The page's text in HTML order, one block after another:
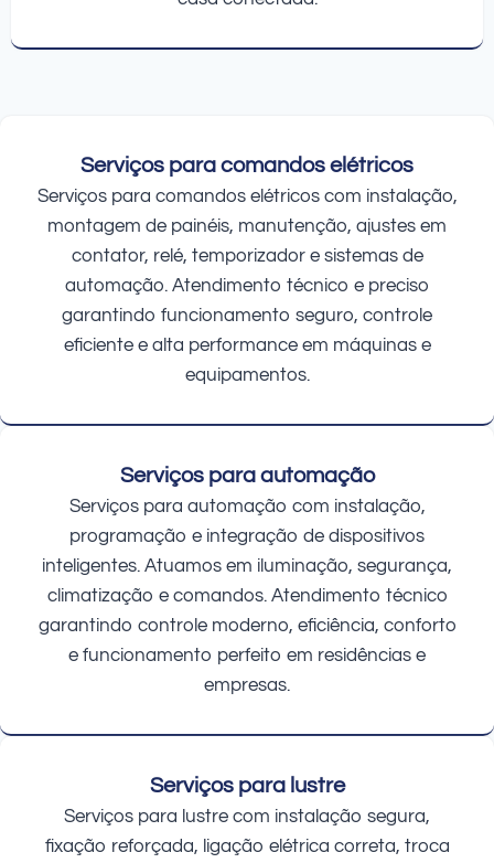
Serviços para comandos elétricos
Serviços para comandos elétricos com instalação,
montagem de painéis, manutenção, ajustes em
contator, relé, temporizador e sistemas de
automação. Atendimento técnico e preciso
garantindo funcionamento seguro, controle
eficiente e alta performance em máquinas e
equipamentos.
Serviços para automação
Serviços para automação com instalação,
programação e integração de dispositivos
inteligentes. Atuamos em iluminação, segurança,
climatização e comandos. Atendimento técnico
garantindo controle moderno, eficiência, conforto
e funcionamento perfeito em residências e
empresas.
Serviços para lustre
Serviços para lustre com instalação segura,
fixação reforçada, ligação elétrica correta, troca